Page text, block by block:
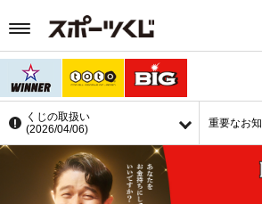
くじの取扱い
(2026/04/06)
重要なお